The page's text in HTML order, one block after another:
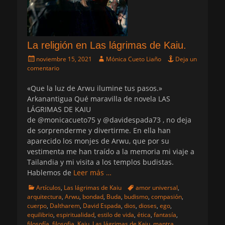
La religión en Las lágrimas de Kaiu.
Publicado
el
noviembre 15, 2021 AutorMónica Cueto Liaño
Deja un
comentario
«Que la luz de Arwu ilumine tus pasos.»
Arkanantigua Qué maravilla de novela LAS
LÁGRIMAS DE KAIU
de @monicacueto75 y @davidespada73 , no deja
de sorprenderme y divertirme. En ella han
aparecido los monjes de Arwu, que por su
vestimenta me han traído a la memoria mi viaje a
Tailandia y mi visita a los templos budistas.
Hablemos de Leer más …
Categorias
Artículos, Las lágrimas de Kaiu Etiquetas
amor universal,
arquitectura, Arwu, bondad, Buda, budismo, compasión,
cuerpo, Daltharem, David Espada, dios, dioses, ego,
equilibrio, espiritualidad, estilo de vida, ética, fantasía,